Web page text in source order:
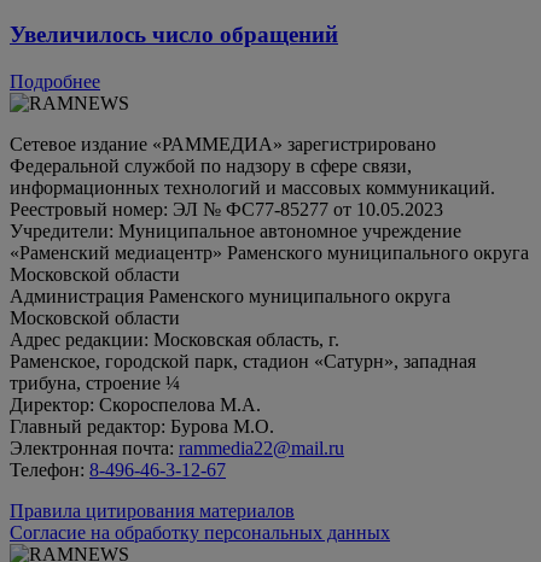
Увеличилось число обращений
Подробнее
Сетевое издание «РАММЕДИА» зарегистрировано
Федеральной службой по надзору в сфере связи,
информационных технологий и массовых коммуникаций.
Реестровый номер: ЭЛ № ФС77-85277 от 10.05.2023
Учредители: Муниципальное автономное учреждение
«Раменский медиацентр» Раменского муниципального округа
Московской области
Администрация Раменского муниципального округа
Московской области
Адрес редакции: Московская область, г.
Раменское, городской парк, стадион «Сатурн», западная
трибуна, строение ¼
Директор: Скороспелова М.А.
Главный редактор: Бурова М.О.
Электронная почта: rammedia22@mail.ru
Телефон: 8-496-46-3-12-67
Правила цитирования материалов
Согласие на обработку персональных данных